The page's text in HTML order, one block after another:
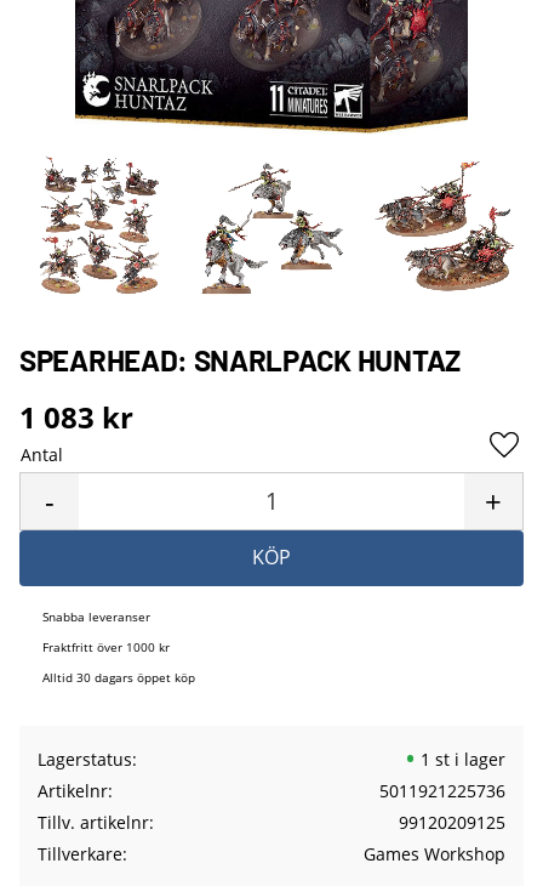
SPEARHEAD: SNARLPACK HUNTAZ
1 083 kr
Antal
+
-
KÖP
Snabba leveranser
Fraktfritt över 1000 kr
Alltid 30 dagars öppet köp
Lagerstatus
1 st i lager
Artikelnr
5011921225736
Tillv. artikelnr
99120209125
Tillverkare
Games Workshop